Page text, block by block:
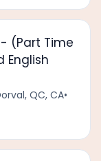
- (Part Time
English
QC, CA•